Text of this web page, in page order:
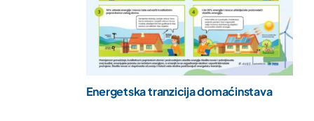
Energetska tranzicija domaćinstava